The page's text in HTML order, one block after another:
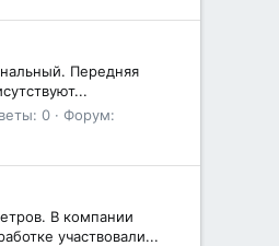
Передняя
0
Форум:
В компании
участвовали...